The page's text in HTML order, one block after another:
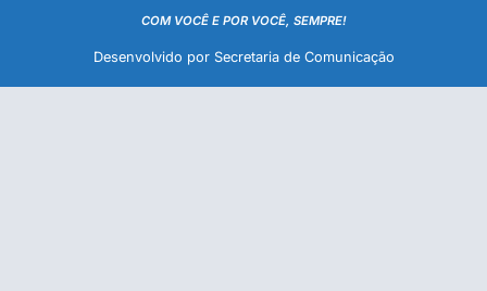
COM VOCÊ E POR VOCÊ, SEMPRE!
Desenvolvido por Secretaria de Comunicação